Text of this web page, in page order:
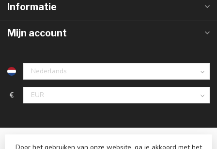
Informatie
Mijn account
€